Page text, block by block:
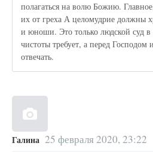
полагаться на волю Божию.
их от греха А целомудрие должны
и юноши. Это только людской суд
чистоты требует, а перед
отвечать.
Галина 25 февраля 2020, 23:22